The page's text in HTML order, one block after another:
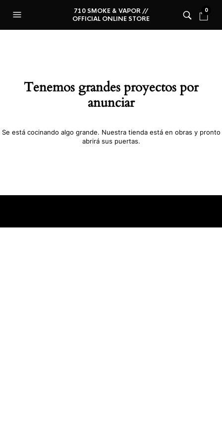
710 SMOKE & VAPOR //
OFFICIAL ONLINE STORE
0
Tenemos grandes proyectos por
anunciar
Se está cocinando algo grande. Nuestra tienda está en obras y pronto
abrirá sus puertas.